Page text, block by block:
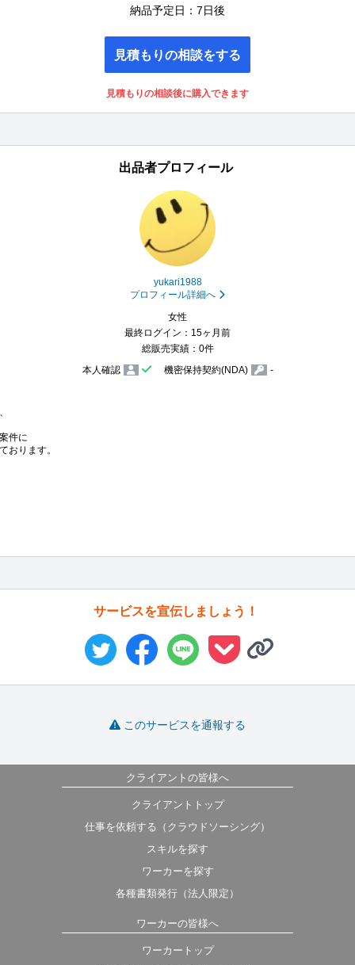
納品予定日：7日後
見積もりの相談をする
見積もりの相談後に購入できます
出品者プロフィール
yukari1988
プロフィール詳細へ
女性
最終ログイン：15ヶ月前
総販売実績：0件
本人確認
機密保持契約(NDA) -
件に
おります。
サービスを宣伝しましょう！
このサービスを通報する
クライアントの皆様へ
クライアントトップ
仕事を依頼する（クラウドソーシング）
スキルを探す
ワーカーを探す
各種書類発行（法人限定）
ワーカーの皆様へ
ワーカートップ